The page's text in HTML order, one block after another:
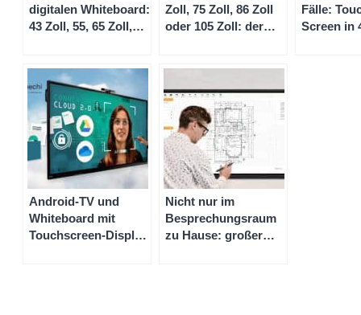
digitalen Whiteboard:
43 Zoll, 55, 65 Zoll,
Teil 1
Zoll, 75 Zoll, 86 Zoll
oder 105 Zoll: der
Fälle:
Screen in
Android-TV und
Whiteboard mit
Touchscreen-Display
Nicht nur im
Besprechungsraum
zu Hause: großer